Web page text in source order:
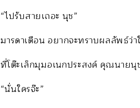
“ไปรับสายเถอะ นุช”
มารดาเตือน อยากจะทราบผลลัพธ์ว่
ที่โต๊ะเล็กมุมอเนกประสงค์ คุณนาย
“นั่นใครจ๊ะ”